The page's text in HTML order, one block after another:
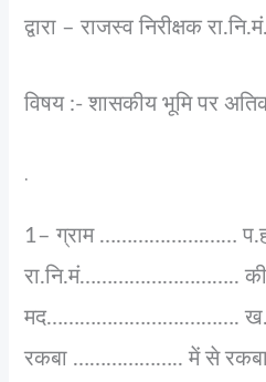
द्वारा – राजस्व निरीक्षक
विषय :- शासकीय भूमि पर
.
1– ग्राम ……………….……
रा.नि.मं……………………….. की
मद…………………….……….
रकबा ……………….. में से